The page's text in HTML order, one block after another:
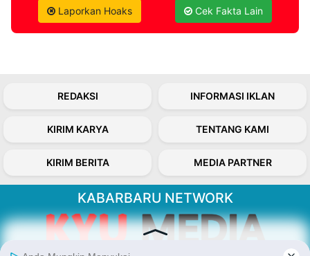
Laporkan Hoaks Cek Fakta Lain
REDAKSI INFORMASI IKLAN
KIRIM KARYA TENTANG KAMI
KIRIM BERITA MEDIA PARTNER
KABARBARU NETWORK